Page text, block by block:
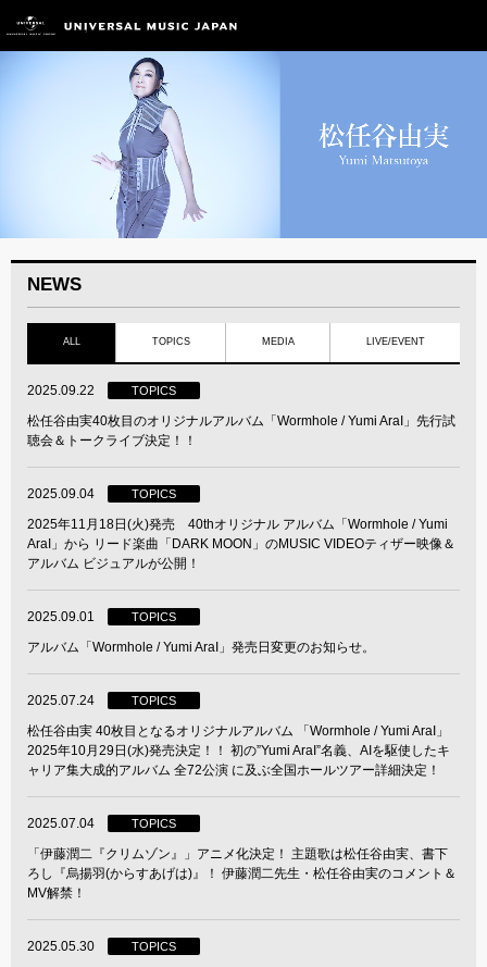
NEWS
ALL TOPICS MEDIA LIVE/EVENT
2025.09.22 TOPICS
松任谷由実40枚目のオリジナルアルバム「Wormhole / Yumi AraI」先行試
聴会＆トークライブ決定！！
2025.09.04 TOPICS
2025年11月18日(火)発売 40thオリジナル アルバム「Wormhole / Yumi
AraI」から リード楽曲「DARK MOON」のMUSIC VIDEOティザー映像＆
アルバム ビジュアルが公開！
2025.09.01 TOPICS
アルバム「Wormhole / Yumi AraI」発売日変更のお知らせ。
2025.07.24 TOPICS
松任谷由実 40枚目となるオリジナルアルバム 「Wormhole / Yumi AraI」
2025年10月29日(水)発売決定！！ 初の”Yumi AraI”名義、AIを駆使したキ
ャリア集大成的アルバム 全72公演 に及ぶ全国ホールツアー詳細決定！
2025.07.04 TOPICS
「伊藤潤二『クリムゾン』」アニメ化決定！ 主題歌は松任谷由実、書下
ろし『烏揚羽(からすあげは)』！ 伊藤潤二先生・松任谷由実のコメント＆
MV解禁！
2025.05.30 TOPICS